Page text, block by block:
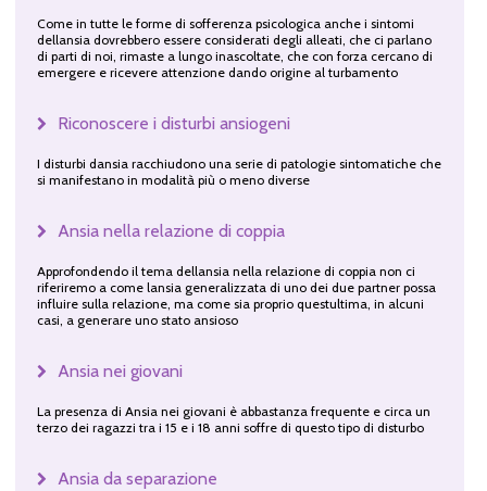
Come in tutte le forme di sofferenza psicologica anche i sintomi
dellansia dovrebbero essere considerati degli alleati, che ci parlano
di parti di noi, rimaste a lungo inascoltate, che con forza cercano di
emergere e ricevere attenzione dando origine al turbamento
Riconoscere i disturbi ansiogeni
I disturbi dansia racchiudono una serie di patologie sintomatiche che
si manifestano in modalità più o meno diverse
Ansia nella relazione di coppia
Approfondendo il tema dellansia nella relazione di coppia non ci
riferiremo a come lansia generalizzata di uno dei due partner possa
influire sulla relazione, ma come sia proprio questultima, in alcuni
casi, a generare uno stato ansioso
Ansia nei giovani
La presenza di Ansia nei giovani è abbastanza frequente e circa un
terzo dei ragazzi tra i 15 e i 18 anni soffre di questo tipo di disturbo
Ansia da separazione